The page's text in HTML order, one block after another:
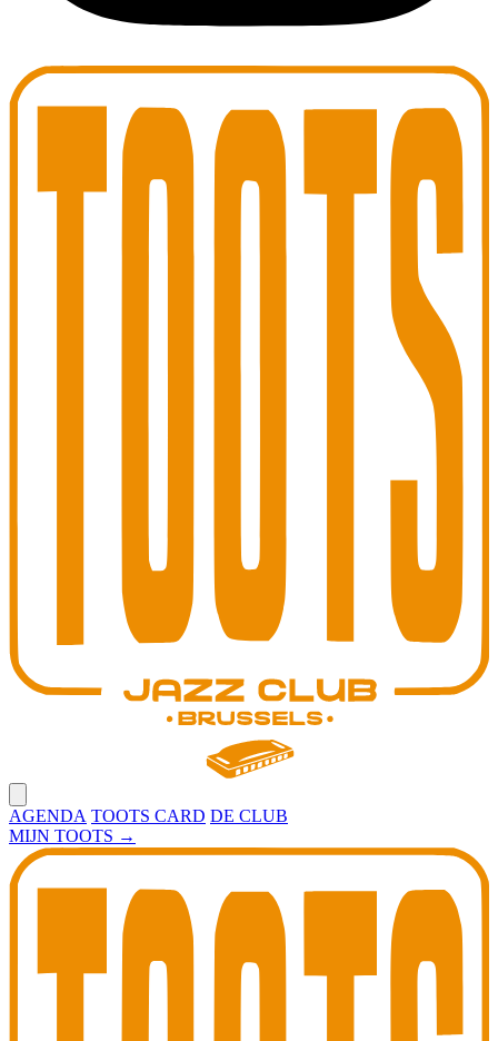
Toots Jazz Club
AGENDA TOOTS CARD DE CLUB
MIJN TOOTS →
Toots Jazz Club